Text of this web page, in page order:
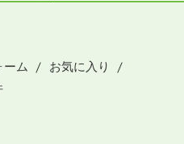
ーム
お気に入り